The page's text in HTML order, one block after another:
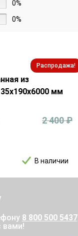
0%
0%
Распродажа!
из
мм
В наличии
2 400₽
8 800 500 5437
вами!